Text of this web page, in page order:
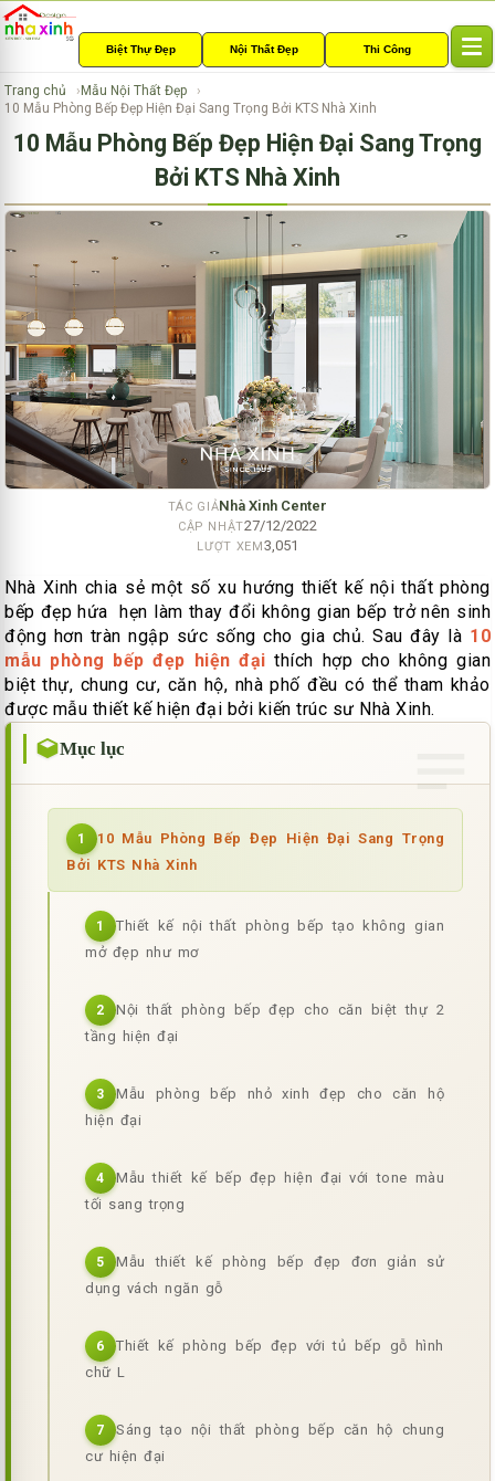
Biệt Thự Đẹp Nội Thất Đẹp Thi Công
l
a
Trang chủ
Mẫu Nội Thất Đẹp
10 Mẫu Phòng Bếp Đẹp Hiện Đại Sang Trọng Bởi KTS Nhà Xinh
10 Mẫu Phòng Bếp Đẹp Hiện Đại Sang Trọng
Bởi KTS Nhà Xinh
TÁC GIẢNhà Xinh Center
CẬP NHẬT27/12/2022
LƯỢT XEM3,051
Nhà Xinh chia sẻ một số xu hướng thiết kế nội thất phòng
bếp đẹp hứa hẹn làm thay đổi không gian bếp trở nên sinh
động hơn tràn ngập sức sống cho gia chủ. Sau đây là 10
mẫu phòng bếp đẹp hiện đại thích hợp cho không gian
biệt thự, chung cư, căn hộ, nhà phố đều có thể tham khảo
được mẫu thiết kế hiện đại bởi kiến trúc sư Nhà Xinh.
Mục lục
1
10 Mẫu Phòng Bếp Đẹp Hiện Đại Sang Trọng
Bởi KTS Nhà Xinh
1
Thiết kế nội thất phòng bếp tạo không gian
mở đẹp như mơ
2
Nội thất phòng bếp đẹp cho căn biệt thự 2
tầng hiện đại
3
Mẫu phòng bếp nhỏ xinh đẹp cho căn hộ
hiện đại
4
Mẫu thiết kế bếp đẹp hiện đại với tone màu
tối sang trọng
5
Mẫu thiết kế phòng bếp đẹp đơn giản sử
dụng vách ngăn gỗ
6
Thiết kế phòng bếp đẹp với tủ bếp gỗ hình
chữ L
7
Sáng tạo nội thất phòng bếp căn hộ chung
cư hiện đại